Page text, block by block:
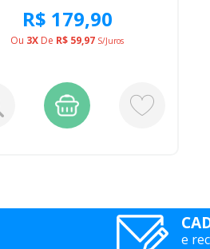
R$ 179,90
Ou 3X De R$ 59,97 S/juros
e